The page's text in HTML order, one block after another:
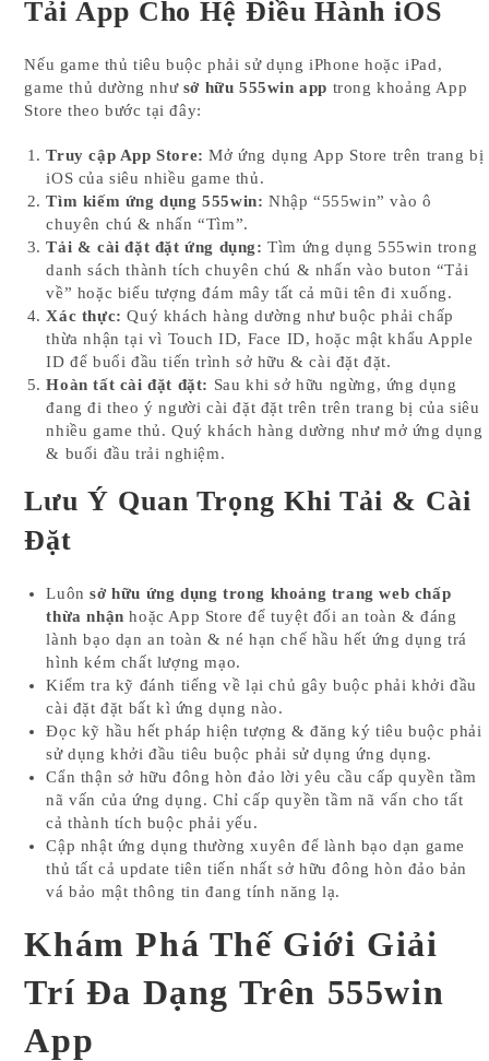
Tải App Cho Hệ Điều Hành iOS
Nếu game thủ tiêu buộc phải sử dụng iPhone hoặc iPad,
game thủ dường như sở hữu 555win app trong khoảng App
Store theo bước tại đây:
Truy cập App Store: Mở ứng dụng App Store trên trang bị
iOS của siêu nhiều game thủ.
Tìm kiếm ứng dụng 555win: Nhập “555win” vào ô
chuyên chú & nhấn “Tìm”.
Tải & cài đặt đặt ứng dụng: Tìm ứng dụng 555win trong
danh sách thành tích chuyên chú & nhấn vào buton “Tải
về” hoặc biểu tượng đám mây tất cả mũi tên đi xuống.
Xác thực: Quý khách hàng dường như buộc phải chấp
thừa nhận tại vì Touch ID, Face ID, hoặc mật khẩu Apple
ID để buổi đầu tiến trình sở hữu & cài đặt đặt.
Hoàn tất cài đặt đặt: Sau khi sở hữu ngừng, ứng dụng
đang đi theo ý người cài đặt đặt trên trên trang bị của siêu
nhiều game thủ. Quý khách hàng dường như mở ứng dụng
& buổi đầu trải nghiệm.
Lưu Ý Quan Trọng Khi Tải & Cài
Đặt
Luônsở hữu ứng dụng trong khoảng trang web chấp
thừa nhận hoặc App Store để tuyệt đối an toàn & đáng
lành bạo dạn an toàn & né hạn chế hầu hết ứng dụng trá
hình kém chất lượng mạo.
Kiểm tra kỹ đánh tiếng về lại chủ gây buộc phải khởi đầu
cài đặt đặt bất kì ứng dụng nào.
Đọc kỹ hầu hết pháp hiện tượng & đăng ký tiêu buộc phải
sử dụng khởi đầu tiêu buộc phải sử dụng ứng dụng.
Cẩn thận sở hữu đông hòn đảo lời yêu cầu cấp quyền tầm
nã vấn của ứng dụng. Chỉ cấp quyền tầm nã vấn cho tất
cả thành tích buộc phải yếu.
Cập nhật ứng dụng thường xuyên để lành bạo dạn game
thủ tất cả update tiên tiến nhất sở hữu đông hòn đảo bản
vá bảo mật thông tin đang tính năng lạ.
Khám Phá Thế Giới Giải
Trí Đa Dạng Trên 555win
App